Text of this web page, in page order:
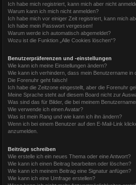
Ich habe mich registriert, kann mich aber nicht
Warum kann ich mich nicht anmelden?
Ich habe mich vor einiger Zeit registriert, kann mich
Ich habe mein Passwort vergessen!
Warum werde ich automatisch abgemeldet?
Wozu ist die Funktion „Alle Cookies löschen“?
Benutzerpräferenzen und -einstellungen
Wie kann ich meine Einstellungen ändern?
Wie kann ich verhindern, dass mein Benutzername in
Die Forenuhr geht falsch!
Ich habe die Zeitzone eingestellt, aber die Forenuhr
Meine Sprache steht auf diesem Board nicht zur
Was sind das für Bilder, die bei meinem
Wie verwende ich einen Avatar?
Was ist mein Rang und wie kann ich ihn ändern?
Wenn ich bei einem Benutzer auf den E-Mail-Link
anzumelden.
Beiträge schreiben
Wie erstelle ich ein neues Thema oder eine Antwort?
Wie kann ich einen Beitrag bearbeiten oder löschen?
Wie kann ich meinem Beitrag eine Signatur anfügen?
Wie kann ich eine Umfrage erstellen?